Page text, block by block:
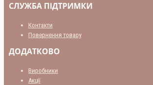
СЛУЖБА ПІДТРИМКИ
Контакти
Повернення товару
ДОДАТКОВО
Виробники
Акції